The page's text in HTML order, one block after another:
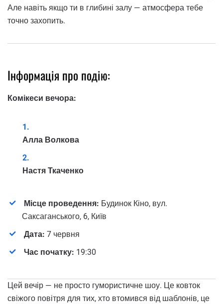
Але навіть якщо ти в глибині залу — атмосфера тебе
точно захопить.
Інформація про подію:
Комікеси вечора:
Алла Волкова
Настя Ткаченко
Місце проведення: Будинок Кіно, вул.
Саксаганського, 6, Київ
Дата: 7 червня
Час початку: 19:30
Цей вечір — не просто гумористичне шоу. Це ковток
свіжого повітря для тих, хто втомився від шаблонів, це